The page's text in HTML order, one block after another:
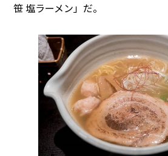
笹 塩ラーメン」だ。